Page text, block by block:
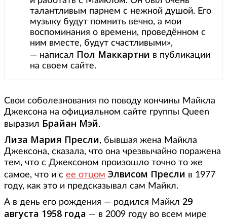
талантливым парнем с нежной душой. Его
музыку будут помнить вечно, а мои
воспоминания о времени, проведённом с
ним вместе, будут счастливыми»,
— написал Пол Маккартни в публикации
на своем сайте.
Свои соболезнования по поводу кончины Майкла
Джексона на официальном сайте группы Queen
выразил Брайан Мэй.
Лиза Мария Пресли, бывшая жена Майкла
Джексона, сказала, что она чрезвычайно поражена
тем, что с Джексоном произошло точно то же
самое, что и с ее отцом Элвисом Пресли в 1977
году, как это и предсказывал сам Майкл.
А в день его рождения — родился Майкл 29
августа 1958 года — в 2009 году во всем мире